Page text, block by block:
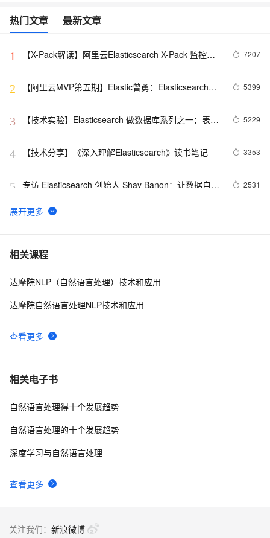
热门文章 最新文章
1
【X-Pack解读】阿里云Elasticsearch X-Pack 监控组
7207
2
【阿里云MVP第五期】Elastic曾勇：Elasticsearch在
5399
3
【技术实验】Elasticsearch 做数据库系列之一：表结
5229
4 【技术分享】《深入理解Elasticsearch》读书笔记 3353
5 专访 Elasticsearch 创始人 Shay Banon：让数据自己
2531
6 借助Beats快速搭建可视化运维系统
7 【南京Meetup】Elastic 探秘之遗落的珍珠
8 【南京Meetup】在CloudEdge中，通过ES实践解决
相关课程
查看更多
达摩院NLP（自然语言处理）技术和应用
达摩院自然语言处理NLP技术和应用
相关电子书
查看更多
自然语言处理得十个发展趋势
自然语言处理的十个发展趋势
深度学习与自然语言处理
关注我们： 新浪微博